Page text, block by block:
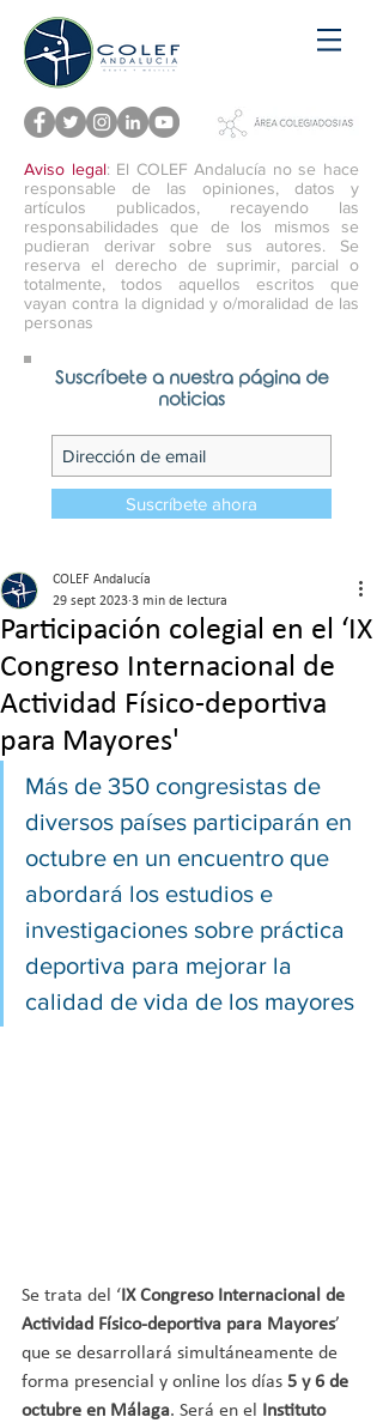
Aviso legal: El COLEF Andalucía no se hace
responsable de las opiniones, datos y
artículos publicados, recayendo las
responsabilidades que de los mismos se
pudieran derivar sobre sus autores. Se
reserva el derecho de suprimir, parcial o
totalmente, todos aquellos escritos que
vayan contra la dignidad y o/moralidad de las
personas
Suscríbete a nuestra página de
noticias
Suscríbete ahora
Participación colegial en el ‘IX
Congreso Internacional de
Actividad Físico-deportiva
para Mayores'
COLEF Andalucía
29 sept 2023 3 min de lectura
Más de 350 congresistas de
diversos países participarán en
octubre en un encuentro que
abordará los estudios e
investigaciones sobre práctica
deportiva para mejorar la
calidad de vida de los mayores
Se trata del ‘IX Congreso Internacional de
Actividad Físico-deportiva para Mayores’
que se desarrollará simultáneamente de
forma presencial y online los días 5 y 6 de
octubre en Málaga. Será en el Instituto